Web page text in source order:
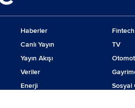
Haberler
Canlı Yayın
Yayın Akışı
Veriler
Enerji
Fintech
TV
Sosyal